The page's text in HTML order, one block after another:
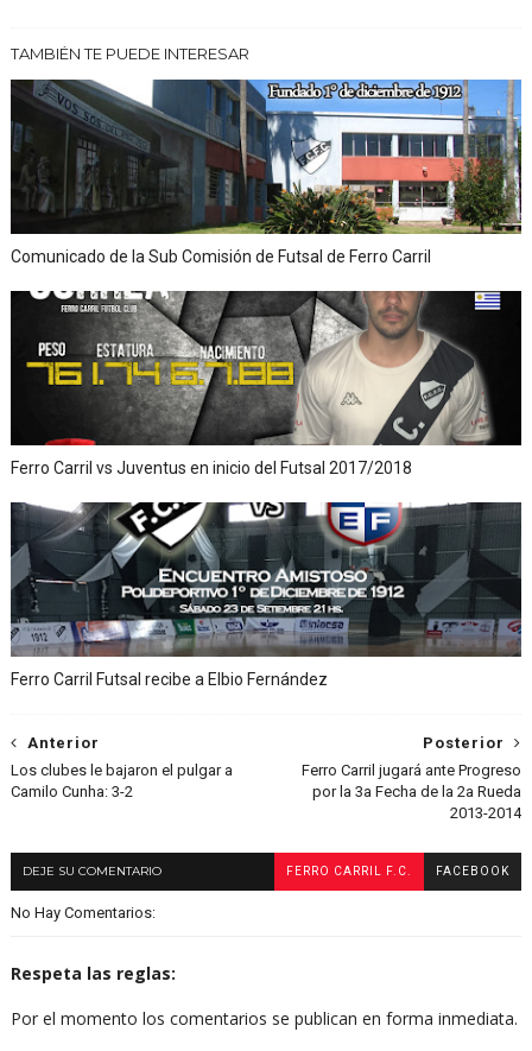
TAMBIÉN TE PUEDE INTERESAR
Comunicado de la Sub Comisión de Futsal de Ferro Carril
Ferro Carril vs Juventus en inicio del Futsal 2017/2018
Ferro Carril Futsal recibe a Elbio Fernández
Posterior
Ferro Carril jugará ante Progreso
por la 3a Fecha de la 2a Rueda
2013-2014
Anterior
Los clubes le bajaron el pulgar a
Camilo Cunha: 3-2
DEJE SU COMENTARIO FERRO CARRIL F.C. FACEBOOK
No Hay Comentarios:
Respeta las reglas:
Por el momento los comentarios se publican en forma inmediata.